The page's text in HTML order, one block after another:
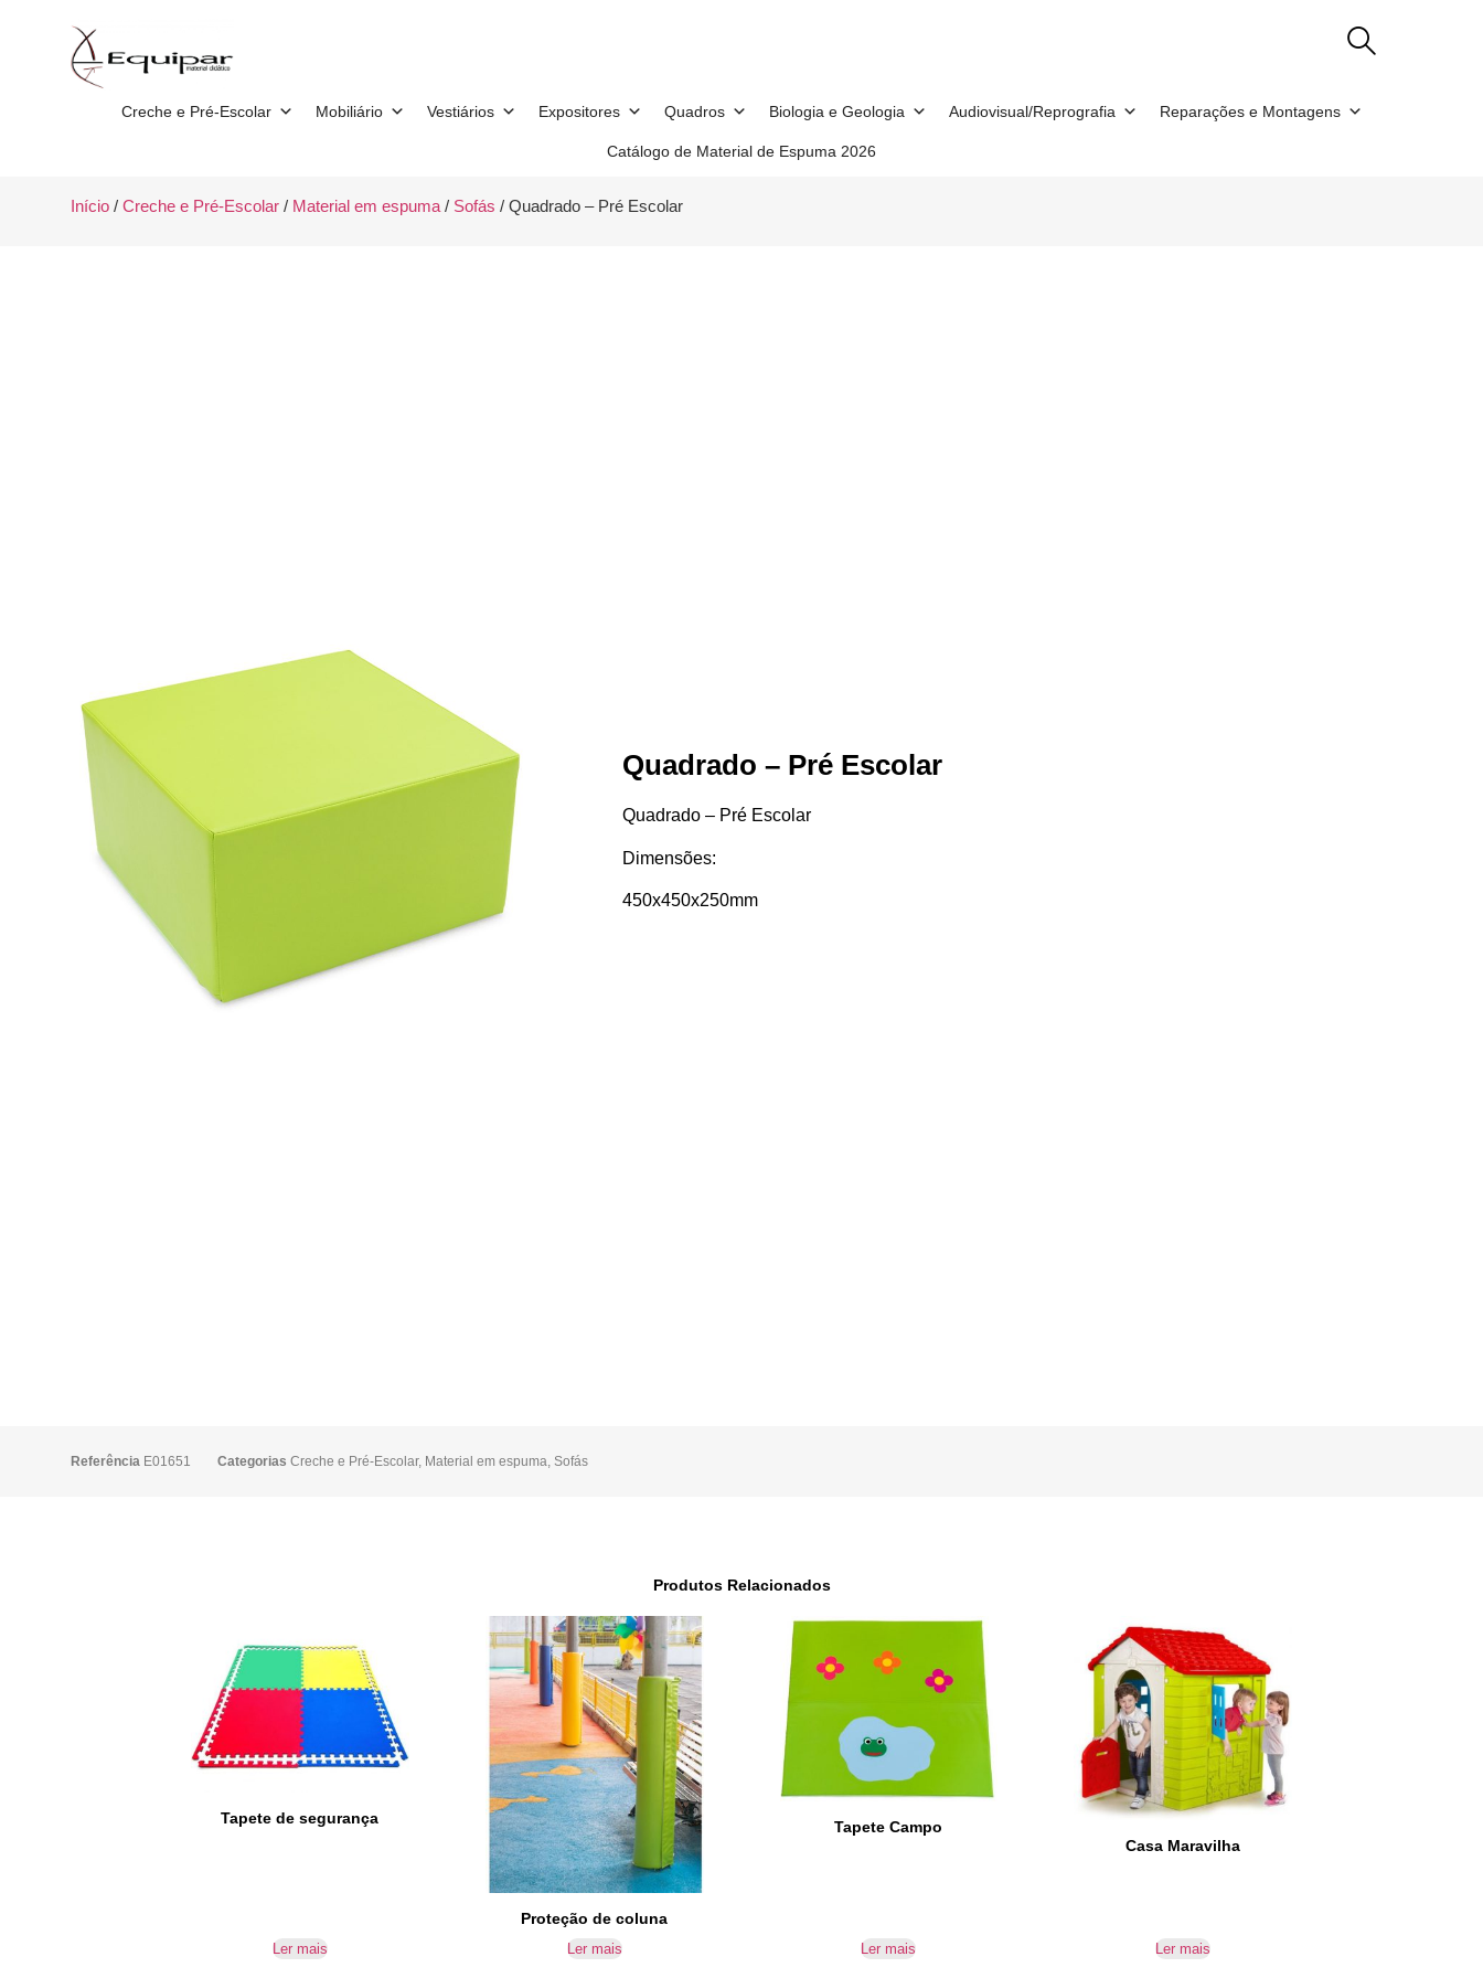
Creche e Pré-Escolar Mobiliário Vestiários Expositores Quadros Biologia e Geologia Audiovisual/Reprografia Reparações e Montagens
Catálogo de Material de Espuma 2026
Início/ Creche e Pré-Escolar/ Material em espuma/ Sofás / Quadrado – Pré Escolar
Quadrado – Pré Escolar
Quadrado – Pré Escolar
Dimensões:
450x450x250mm
Referência E01651 Categorias Creche e Pré-Escolar, Material em espuma, Sofás
Produtos Relacionados
Tapete de segurança
Ler mais
Proteção de coluna
Ler mais
Tapete Campo
Ler mais
Casa Maravilha
Ler mais